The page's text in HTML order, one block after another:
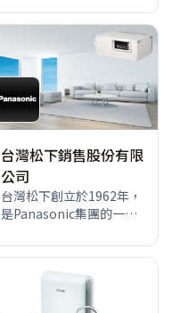
提供更優雅、精緻的生活
品味。 提供排油煙機、紅
酒櫃…等，精緻廚房電器
製造銷售。 生產端備有全
亞洲唯一經UL、CSA，及
亞洲首間 IECEE 多重國際
認證之油煙機實驗室。 四
十多年外銷品牌，MIT外
銷第一，您安心的理想品
牌。 給最愛 最好
台灣松下銷售股份有限
公司
台灣松下創立於1962年，
是Panasonic集團的一
實踐「貫徹為產業人的本
與提高，以期貢獻世界文
化生活的進展。」之經營